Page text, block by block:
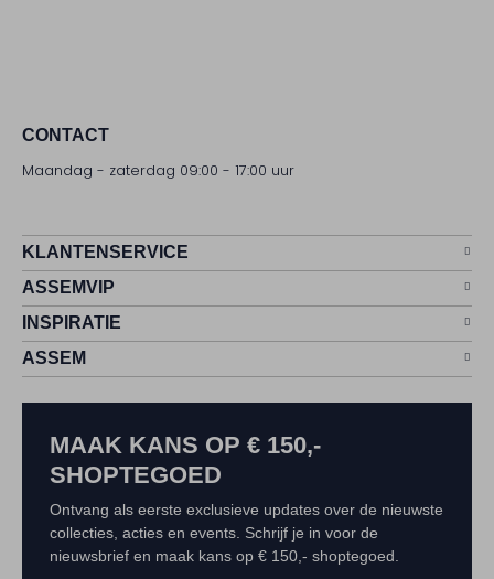
CONTACT
Maandag - zaterdag 09:00 - 17:00 uur
KLANTENSERVICE
ASSEMVIP
INSPIRATIE
ASSEM
MAAK KANS OP € 150,-
SHOPTEGOED
Ontvang als eerste exclusieve updates over de nieuwste
collecties, acties en events. Schrijf je in voor de
nieuwsbrief en maak kans op € 150,- shoptegoed.